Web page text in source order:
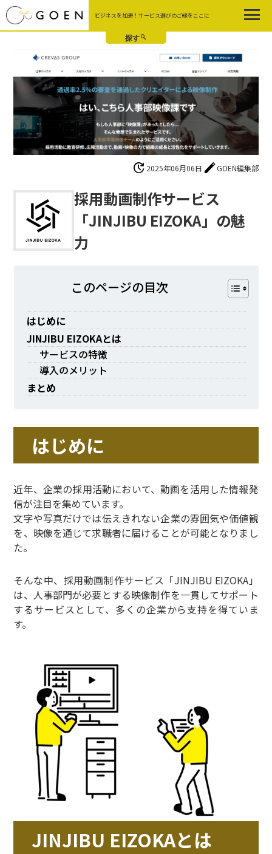
Skip
to
the
ビジネスを加速！サービス選びのご縁をここに
update 2025年06月06日 editGOEN編集部
採用動画制作サービス
「JINJIBU EIZOKA」の魅
力
このページの⽬次
はじめに
JINJIBU EIZOKAとは
サービスの特徴
導入のメリット
まとめ
はじめに
近年、企業の採用活動において、動画を活用した情報発
信が注目を集めています。
文字や写真だけでは伝えきれない企業の雰囲気や価値観
を、映像を通じて求職者に届けることが可能となりまし
た。
そんな中、採用動画制作サービス「JINJIBU EIZOKA」
は、人事部門が必要とする映像制作を一貫してサポート
するサービスとして、多くの企業から支持を得ていま
す。
JINJIBU EIZOKAとは